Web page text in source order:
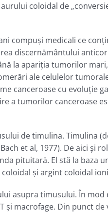
coloidal de
compuşi medicali ce
discernământului
la apariţia tumorilor
ale celulelor
canceroase cu evoluţie
a tumorilor canceroase
de timulina. Timulina
et al, 1977). De aici şi
pituitară. El stă la baza
şi argint coloidal
asupra timusului. În
macrofage. Din punct